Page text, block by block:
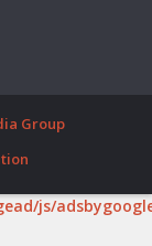
Group
js/